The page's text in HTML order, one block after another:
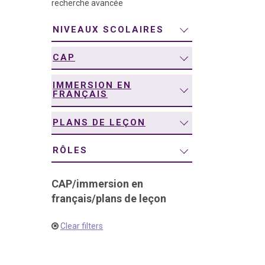
recherche avancée
NIVEAUX SCOLAIRES
CAP
IMMERSION EN
FRANÇAIS
PLANS DE LEÇON
RÔLES
CAP/immersion en
français/plans de leçon
Clear filters